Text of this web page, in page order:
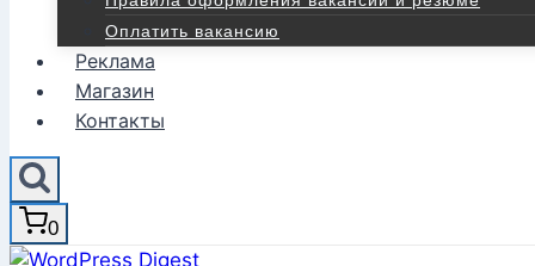
Оплатить вакансию
Реклама
Магазин
Контакты
0